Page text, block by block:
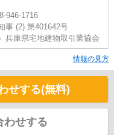
946-1716
事 (2) 第401642号
兵庫県宅地建物取引業協会
情報の見方
せする(無料)
わせする